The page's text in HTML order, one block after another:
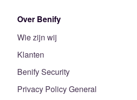
Over Benify
Wie zijn wij
Klanten
Benify Security
Privacy Policy General